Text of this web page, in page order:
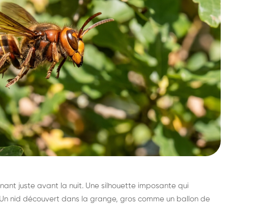
juste avant la nuit. Une silhouette imposante qui
nid découvert dans la grange, gros comme un ballon de